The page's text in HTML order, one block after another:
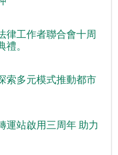
律工作者聯合會十周
。
索多元模式推動都市
運站啟用三周年 助力